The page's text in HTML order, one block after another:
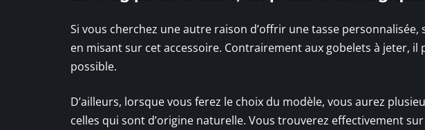
Si vous cherchez une autre raison d’offrir une tasse
en misant sur cet accessoire. Contrairement aux gobelets à jeter,
possible.
D’ailleurs, lorsque vous ferez le choix du modèle, vous aurez
celles qui sont d’origine naturelle. Vous trouverez effectivement